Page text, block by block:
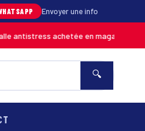
Envoyer une info
en magasin MARTINIQUE
🔍